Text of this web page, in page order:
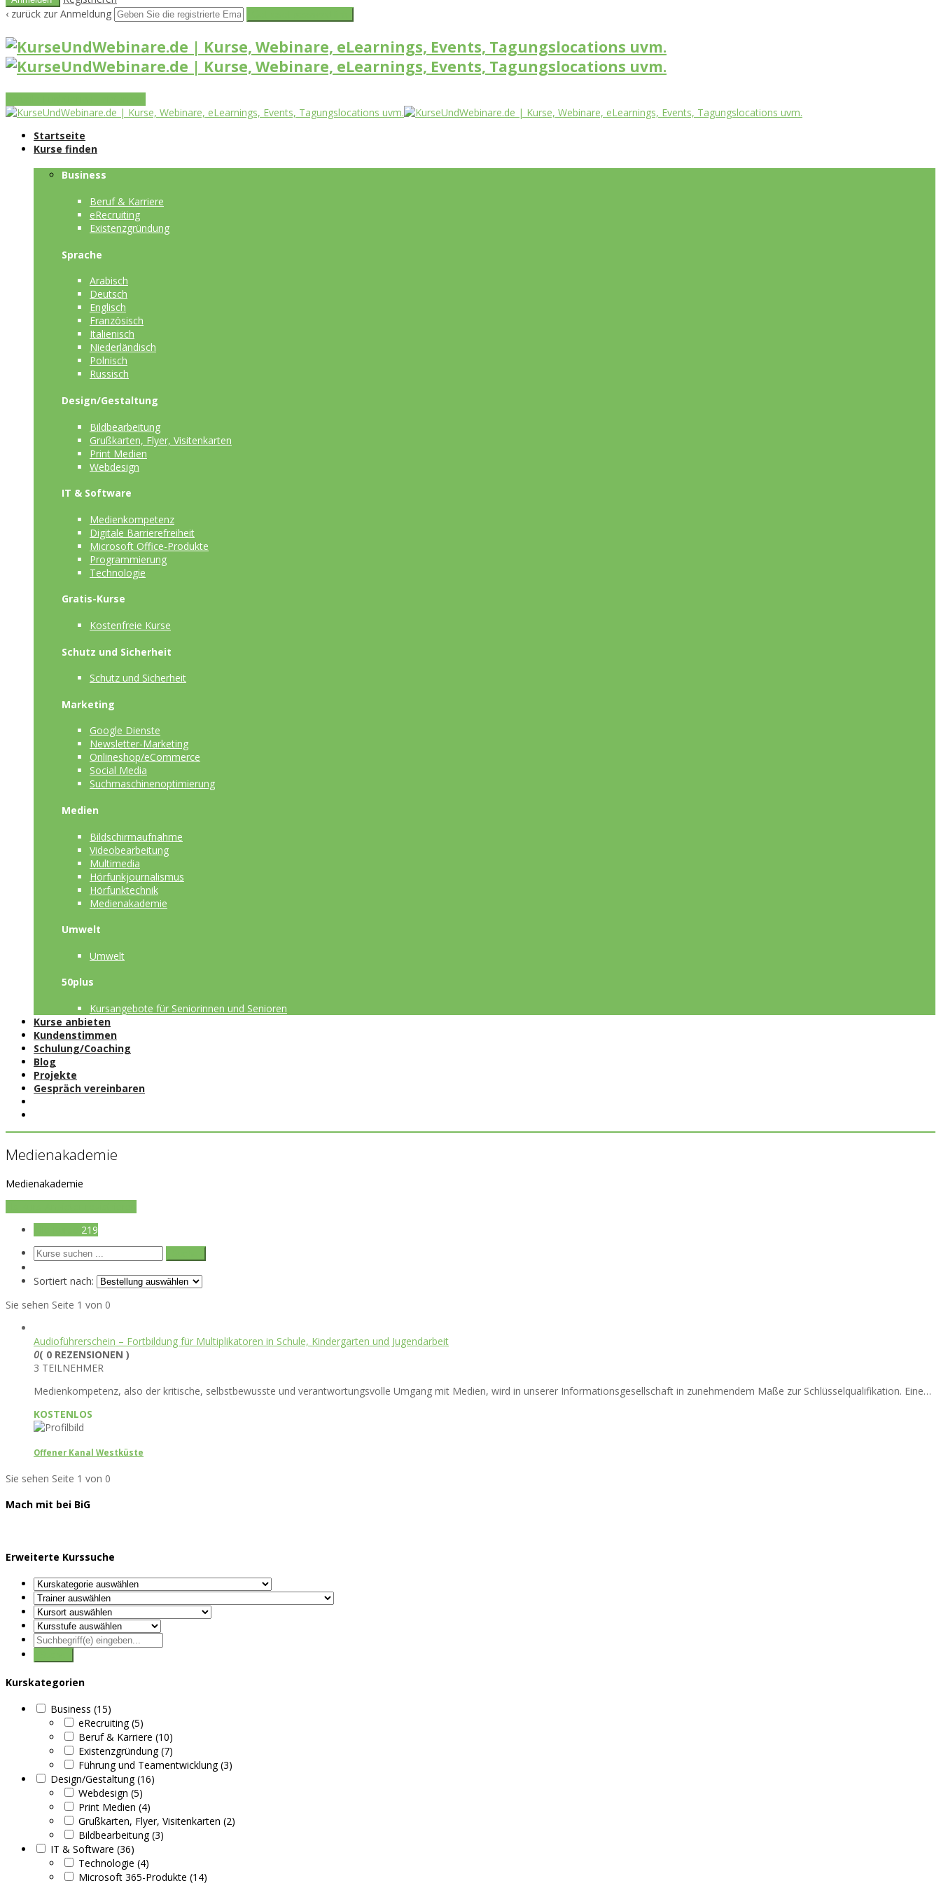
‹ zurück zur Anmeldung
Startseite
Kurse finden
Business
Beruf & Karriere
eRecruiting
Existenzgründung
Sprache
Arabisch
Deutsch
Englisch
Französisch
Italienisch
Niederländisch
Polnisch
Russisch
Design/Gestaltung
Bildbearbeitung
Grußkarten, Flyer, Visitenkarten
Print Medien
Webdesign
IT & Software
Medienkompetenz
Digitale Barrierefreiheit
Microsoft Office-Produkte
Programmierung
Technologie
Gratis-Kurse
Kostenfreie Kurse
Schutz und Sicherheit
Schutz und Sicherheit
Marketing
Google Dienste
Newsletter-Marketing
Onlineshop/eCommerce
Social Media
Suchmaschinenoptimierung
Medien
Bildschirmaufnahme
Videobearbeitung
Multimedia
Hörfunkjournalismus
Hörfunktechnik
Medienakademie
Umwelt
Umwelt
50plus
Kursangebote für Seniorinnen und Senioren
Kurse anbieten
Kundenstimmen
Schulung/Coaching
Blog
Projekte
Gespräch vereinbaren
Medienakademie
Medienakademie
219
Sortiert nach:
Sie sehen Seite 1 von 0
Audioführerschein – Fortbildung für Multiplikatoren in Schule, Kindergarten und Jugendarbeit
0( 0 REZENSIONEN )
3 TEILNEHMER
Medienkompetenz, also der kritische, selbstbewusste und verantwortungsvolle Umgang mit Medien, wird in unserer Informationsgesellschaft in zunehmendem Maße zur Schlüsselqualifikation. Eine…
KOSTENLOS
Offener Kanal Westküste
Sie sehen Seite 1 von 0
Mach mit bei BiG
Erweiterte Kurssuche
Kurskategorien
Business (15)
eRecruiting (5)
Beruf & Karriere (10)
Existenzgründung (7)
Führung und Teamentwicklung (3)
Design/Gestaltung (16)
Webdesign (5)
Print Medien (4)
Grußkarten, Flyer, Visitenkarten (2)
Bildbearbeitung (3)
IT & Software (36)
Technologie (4)
Microsoft 365-Produkte (14)